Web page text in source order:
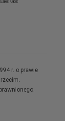
r. o prawie